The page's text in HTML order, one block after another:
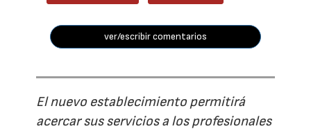
ver/escribir comentarios
El nuevo establecimiento permitirá
acercar sus servicios a los profesionales